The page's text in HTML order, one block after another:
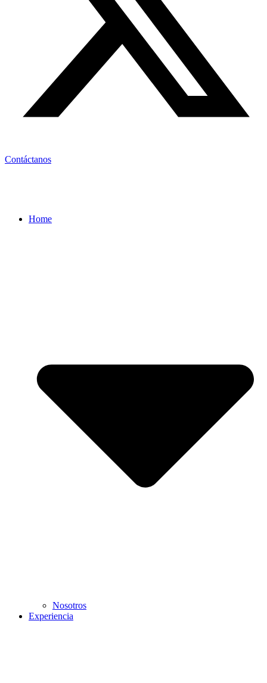
Contáctanos
Home
Nosotros
Experiencia